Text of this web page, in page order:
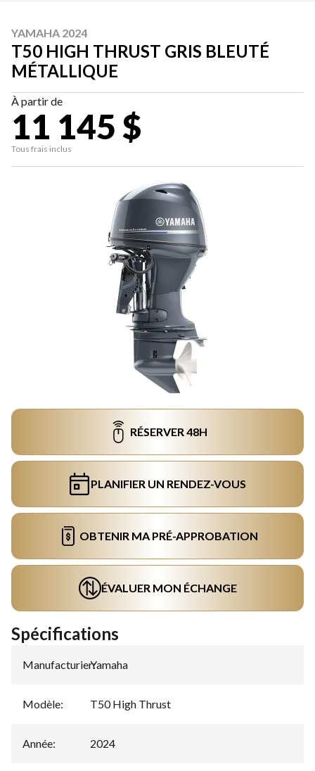
YAMAHA 2024
T50 HIGH THRUST GRIS BLEUTÉ
MÉTALLIQUE
À partir de
11 145 $
Tous frais inclus
RÉSERVER 48H
PLANIFIER UN RENDEZ-VOUS
OBTENIR MA PRÉ-APPROBATION
ÉVALUER MON ÉCHANGE
Spécifications
Manufacturier:
Yamaha
Modèle: T50 High Thrust
Année: 2024